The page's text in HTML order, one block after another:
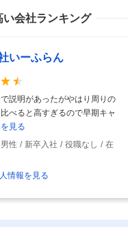
い会社ランキング
いーふらん
説明があったがやはり周りの
べると高すぎるので早期キャ
見る
男性 新卒入社 役職なし
在
情報を見る